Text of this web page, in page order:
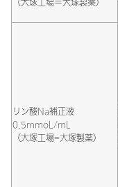
（大塚工場＝大塚製薬）
リン酸Na補正液
0.5mmoL/mL
（大塚工場=大塚製薬）